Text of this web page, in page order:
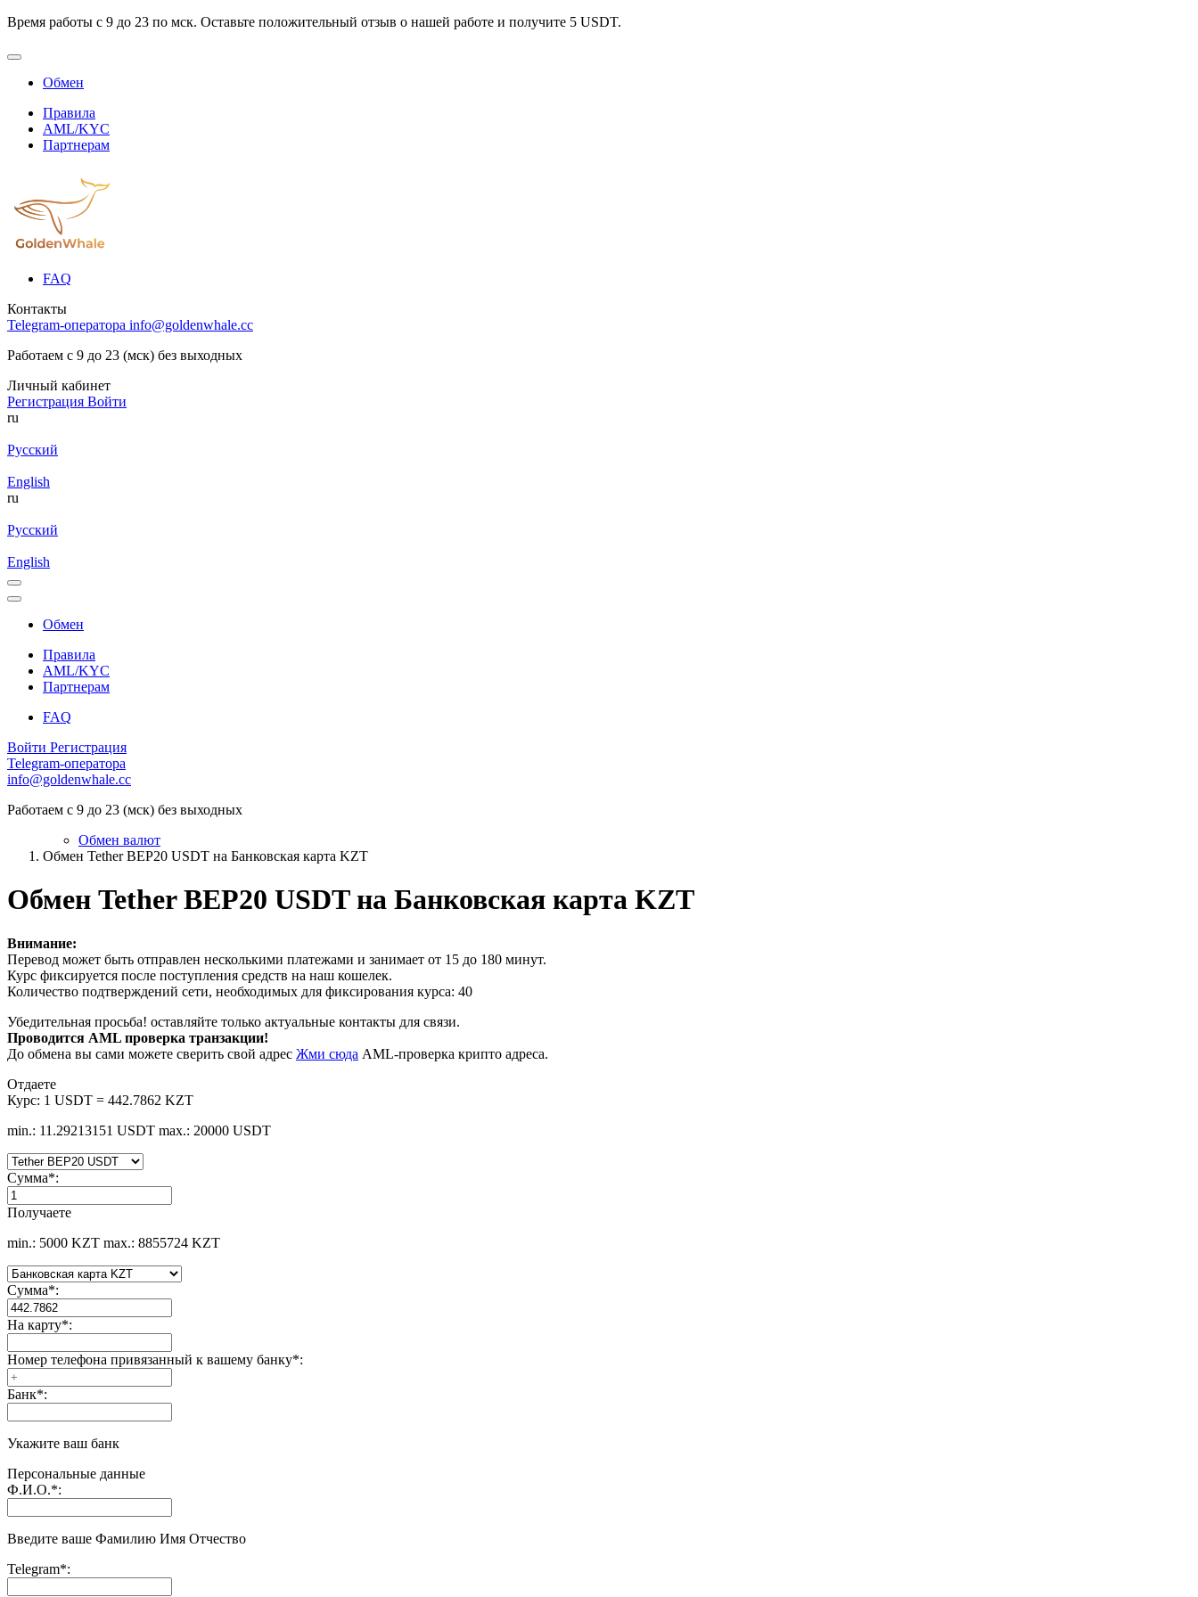
Время работы с 9 до 23 по мск. Оставьте положительный отзыв о нашей работе и получите 5 USDT.
Обмен
Правила
AML/KYC
Партнерам
FAQ
Контакты
Telegram-оператора info@goldenwhale.cc
Работаем с 9 до 23 (мск) без выходных
Личный кабинет
Регистрация Войти
ru
Русский
English
ru
Русский
English
Обмен
Правила
AML/KYC
Партнерам
FAQ
Войти Регистрация
Telegram-оператора
info@goldenwhale.cc
Работаем с 9 до 23 (мск) без выходных
Обмен валют
Обмен Tether BEP20 USDT на Банковская карта KZT
Обмен Tether BEP20 USDT на Банковская карта KZT
Внимание:
Перевод может быть отправлен несколькими платежами и занимает от 15 до 180 минут.
Курс фиксируется после поступления средств на наш кошелек.
Количество подтверждений сети, необходимых для фиксирования курса: 40
Убедительная просьба! оставляйте только актуальные контакты для связи.
Проводится AML проверка транзакции!
До обмена вы сами можете сверить свой адрес Жми сюда AML-проверка крипто адреса.
Отдаете
Курс: 1 USDT = 442.7862 KZT
min.: 11.29213151 USDT max.: 20000 USDT
Сумма*:
Получаете
min.: 5000 KZT max.: 8855724 KZT
Сумма*:
На карту*:
Номер телефона привязанный к вашему банку*:
Банк*:
Укажите ваш банк
Персональные данные
Ф.И.О.*:
Введите ваше Фамилию Имя Отчество
Telegram*: